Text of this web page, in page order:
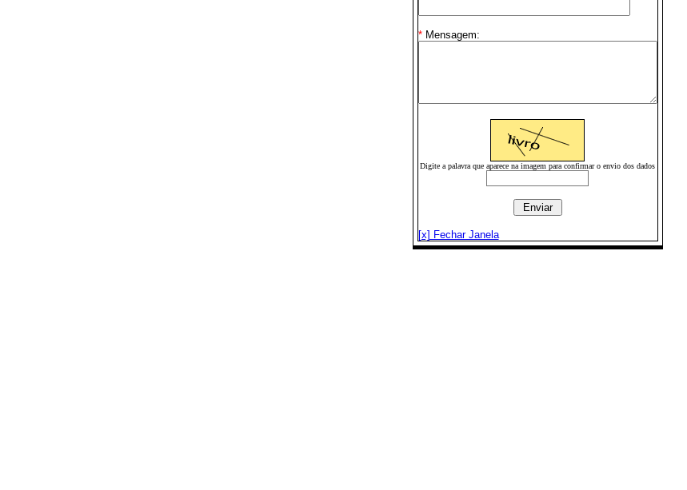
*Mensagem:
Digite a palavra que aparece na imagem para confirmar o envio dos dados
[x] Fechar Janela